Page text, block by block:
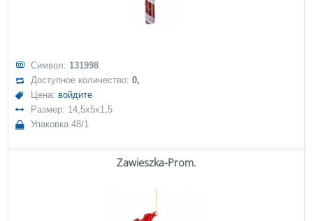
Символ: 131998
Доступное количество:0,
Цена: войдите
Размер: 14,5x5x1,5
Упаковка 48/1
Zawieszka-Prom.